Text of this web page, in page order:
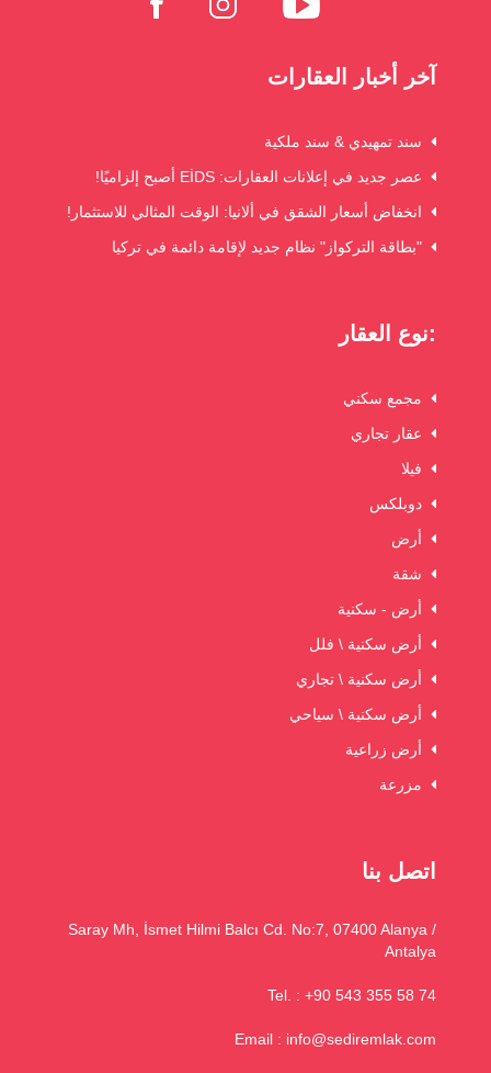
آخر أخبار العقارات
سند تمهيدي & سند ملكية
عصر جديد في إعلانات العقارات: EİDS أصبح إلزاميًا!
انخفاض أسعار الشقق في ألانيا: الوقت المثالي للاستثمار!
"بطاقة التركواز" نظام جديد لإقامة دائمة في تركيا
نوع العقار:
مجمع سكني
عقار تجاري
فيلا
دوبلكس
أرض
شقة
أرض - سكنية
أرض سكنية \ فلل
أرض سكنية \ تجاري
أرض سكنية \ سياحي
أرض زراعية
مزرعة
اتصل بنا
Saray Mh, İsmet Hilmi Balcı Cd. No:7, 07400 Alanya /
Antalya
Tel. : +90 543 355 58 74
Email : info@sediremlak.com